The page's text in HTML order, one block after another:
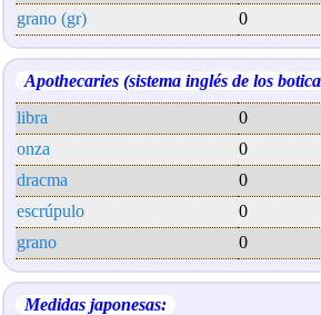
grano (gr)
0
Apothecaries (sistema inglés de los
libra
0
onza
0
dracma
0
escrúpulo
0
grano
0
Medidas japonesas: